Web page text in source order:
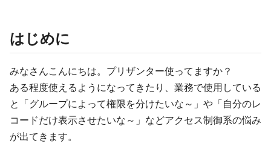
はじめに
みなさんこんにちは。プリザンター使ってますか？
ある程度使えるようになってきたり、業務で使用している
と「グループによって権限を分けたいな～」や「自分のレ
コードだけ表示させたいな～」などアクセス制御系の悩み
が出てきます。